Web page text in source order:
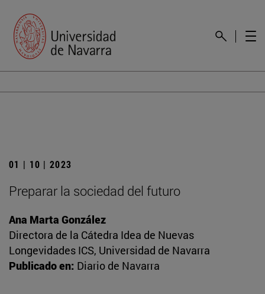
01 | 10 | 2023
Preparar la sociedad del futuro
Ana Marta González
Directora de la Cátedra Idea de Nuevas
Longevidades ICS, Universidad de Navarra
Publicado en: Diario de Navarra